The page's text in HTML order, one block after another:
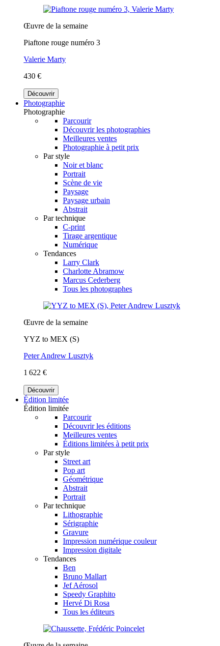
Œuvre de la semaine
Piaftone rouge numéro 3
Valerie Marty
430 €
Découvrir
Photographie
Photographie
Parcourir
Découvrir les photographies
Meilleures ventes
Photographie à petit prix
Par style
Noir et blanc
Portrait
Scène de vie
Paysage
Paysage urbain
Abstrait
Par technique
C-print
Tirage argentique
Numérique
Tendances
Larry Clark
Charlotte Abramow
Marcus Cederberg
Tous les photographes
Œuvre de la semaine
YYZ to MEX (S)
Peter Andrew Lusztyk
1 622 €
Découvrir
Édition limitée
Édition limitée
Parcourir
Découvrir les éditions
Meilleures ventes
Éditions limitées à petit prix
Par style
Street art
Pop art
Géométrique
Abstrait
Portrait
Par technique
Lithographie
Sérigraphie
Gravure
Impression numérique couleur
Impression digitale
Tendances
Ben
Bruno Mallart
Jef Aérosol
Speedy Graphito
Hervé Di Rosa
Tous les éditeurs